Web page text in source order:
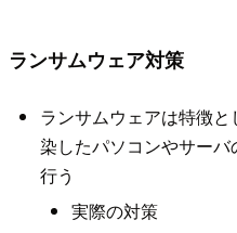
ランサムウェア対策
ランサムウェアは特徴
染したパソコンやサー
行う
実際の対策